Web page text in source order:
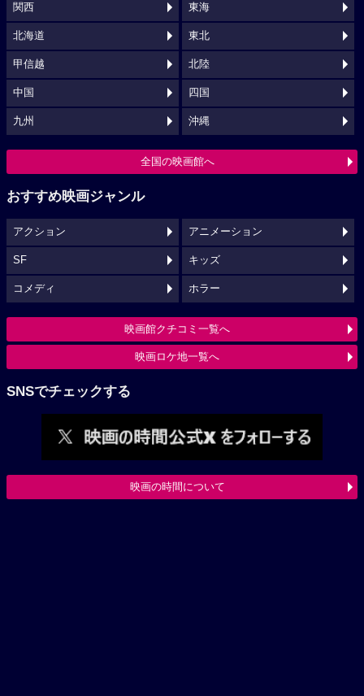
関西 東海
北海道 東北
甲信越 北陸
中国 四国
九州 沖縄
全国の映画館へ
おすすめ映画ジャンル
アクション アニメーション
SF キッズ
コメディ ホラー
映画館クチコミ一覧へ
映画ロケ地一覧へ
SNSでチェックする
映画の時間について